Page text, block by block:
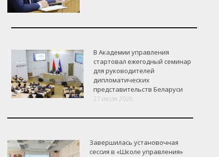
В Академии управления
стартовал ежегодный семинар
для руководителей
дипломатических
представительств Беларуси
27 июля 2026
Завершилась установочная
сессия в «Школе управления»